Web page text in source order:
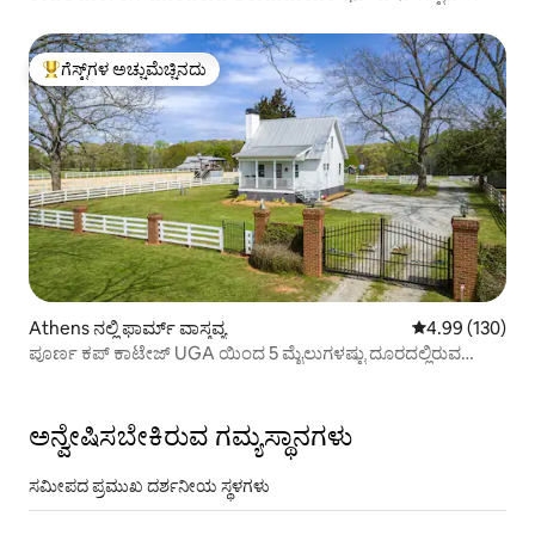
ಗೆಸ್ಟ್‌ಗಳಿಗೆ ಅತಿ ಹೆಚ್ಚು ಅಚ್ಚುಮೆಚ್ಚಿನದು
ಗೆಸ್ಟ್‌ಗಳ ಅಚ್ಚುಮೆಚ್ಚಿನದು
Athens ನಲ್ಲಿ ಫಾರ್ಮ್ ವಾಸ್ತವ್ಯ 5 ರಲ್ಲಿ 4.99
4.99 (130)
ಪೂರ್ಣ ಕಪ್ ಕಾಟೇಜ್ UGA ಯಿಂದ 5 ಮೈಲುಗಳಷ್ಟು ದೂರದಲ್ಲಿರುವ
ಅನ್ವೇಷಿಸಬೇಕಿರುವ ಗಮ್ಯಸ್ಥಾನಗಳು
ಸಮೀಪದ ಪ್ರಮುಖ ದರ್ಶನೀಯ ಸ್ಥಳಗಳು